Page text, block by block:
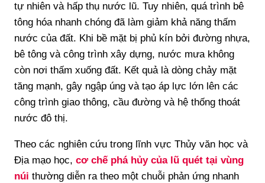
tự nhiên và hấp thụ nước lũ. Tuy nhiên, quá trình bê
tông hóa nhanh chóng đã làm giảm khả năng thấm
nước của đất. Khi bề mặt bị phủ kín bởi đường nhựa,
bê tông và công trình xây dựng, nước mưa không
còn nơi thấm xuống đất. Kết quả là dòng chảy mặt
tăng mạnh, gây ngập úng và tạo áp lực lớn lên các
công trình giao thông, cầu đường và hệ thống thoát
nước đô thị.
Theo các nghiên cứu trong lĩnh vực Thủy văn học và
Địa mạo học, cơ chế phá hủy của lũ quét tại vùng
núi thường diễn ra theo một chuỗi phản ứng nhanh